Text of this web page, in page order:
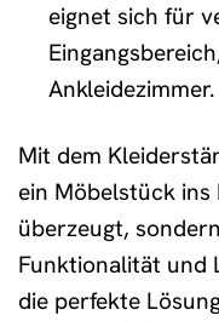
eignet sich für
Ankleidezimmer.
Mit dem
ein Möbelstück
überzeugt,
Funktionalität und
die perfekte